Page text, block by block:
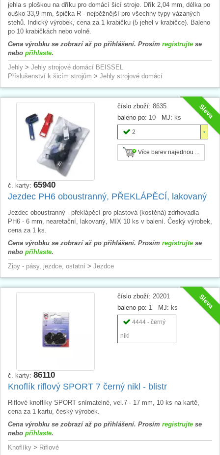
jehla s ploškou na dříku pro domácí šicí stroje. Dřík 2,04 mm, délka po
ouško 33,9 mm, špička R - nejběžnější pro všechny typy vázaných
stehů. Indický výrobek, cena za 1 krabičku (5 jehel v krabičce). Baleno
po 10 krabičkách nebo volně.
Cena výrobku se zobrazí až po přihlášení. Prosím registrujte se
nebo přihlaste.
Jehly > Jehly strojové domácí BEISSEL
Příslušenství k šicím strojům > Jehly strojové domácí
Sleva
číslo zboží: 8635
baleno po: 10 MJ: ks
2
Více barev najednou ...
č. karty: 65940
Jezdec PH6 oboustranný, PŘEKLÁPĚCÍ, lakovaný
Jezdec oboustranný - překlápěcí pro plastová (kostěná) zdrhovadla
PH6 - 6 mm, nearetační, lakovaný, MIX 10 ks v balení. Český výrobek,
cena za 1 ks.
Cena výrobku se zobrazí až po přihlášení. Prosím registrujte se
nebo přihlaste.
Zipy - pásy, jezdce, ostatní > Jezdce
Sleva
číslo zboží: 20201
baleno po: 1 MJ: ks
4444 - černý
nikl
č. karty: 86110
Knoflík riflový SPORT 7 černý nikl - blistr
Riflové knoflíky SPORT snímatelné, vel.7 - 17 mm, 10 ks na kartě,
cena za 1 kartu, český výrobek.
Cena výrobku se zobrazí až po přihlášení. Prosím registrujte se
nebo přihlaste.
Knoflíky > Riflové